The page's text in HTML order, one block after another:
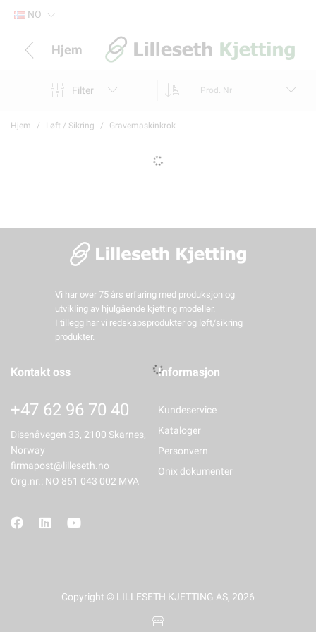
NO
Hjem
Filter Prod. Nr
Hjem Løft / Sikring Gravemaskinkrok
Vi har over 75 års erfaring med produksjon og
utvikling av hjulgående kjetting modeller.
I tillegg har vi redskapsprodukter og løft/sikring
produkter.
Kontakt oss
+47 62 96 70 40
Disenåvegen 33, 2100 Skarnes,
Norway
firmapost@lilleseth.no
Org.nr.: NO 861 043 002 MVA
Informasjon
Kundeservice
Kataloger
Personvern
Onix dokumenter
Copyright © LILLESETH KJETTING AS, 2026